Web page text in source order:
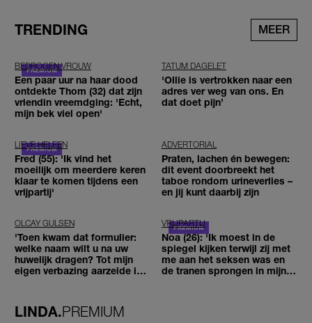
TRENDING MEER
BEDROGEN VROUW
Een paar uur na haar dood
ontdekte Thom (32) dat zijn
vriendin vreemdging: 'Echt,
mijn bek viel open'
TATUM DAGELET
'Ollie is vertrokken naar een
adres ver weg van ons. En
dat doet pijn’
LIEVE HELEEN
Fred (55): 'Ik vind het
moeilijk om meerdere keren
klaar te komen tijdens een
vrijpartij'
ADVERTORIAL
Praten, lachen én bewegen:
dit event doorbreekt het
taboe rondom urineverlies –
en jij kunt daarbij zijn
OLCAY GULSEN
'Toen kwam dat formulier:
welke naam wilt u na uw
huwelijk dragen? Tot mijn
eigen verbazing aarzelde ik
VRIJPARTIJ
Noa (26): 'Ik moest in de
spiegel kijken terwijl zij met
me aan het seksen was en
de tranen sprongen in mijn
LINDA.PREMIUM